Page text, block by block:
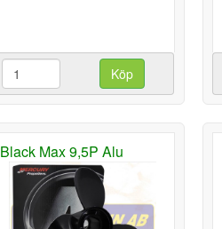
Köp
Black Max 9,5P Alu